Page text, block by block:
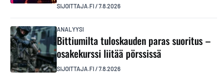
SIJOITTAJA.FI/7.8.2026
ANALYYSI
Bittiumilta tuloskauden paras suoritus –
osakekurssi liitää pörssissä
SIJOITTAJA.FI/7.8.2026